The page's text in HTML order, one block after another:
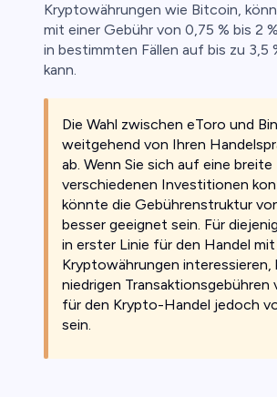
Kryptowährungen wie Bitcoin,
mit einer Gebühr von 0,75 % bis 2
in bestimmten Fällen auf bis zu 3,5
kann.
Die Wahl zwischen eToro und
weitgehend von Ihren
ab. Wenn Sie sich auf eine
verschiedenen Investitionen
könnte die Gebührenstruktur
besser geeignet sein. Für
in erster Linie für den Handel mit
Kryptowährungen interessieren,
niedrigen Transaktionsgebühren
für den Krypto-Handel jedoch
sein.